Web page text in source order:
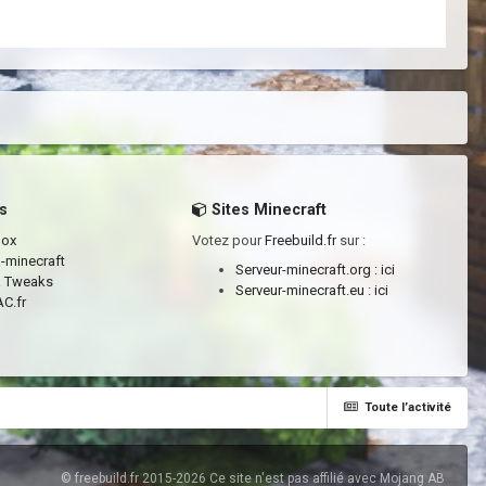
minecraft
Tweaks
Sites Minecraft
Votez pourFreebuild.frsur :
Serveur-minecraft.org : ici
Serveur-minecraft.eu : ici
Toute l’activité
© freebuild.fr 2015-2026 Ce site n'est pas affilié avec Mojang AB